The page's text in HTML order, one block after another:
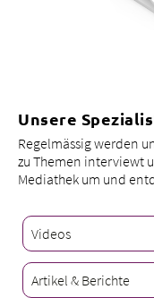
Unsere
Regelmässig werden
zu Themen interviewt
Mediathek um und
Videos
Artikel & Berichte